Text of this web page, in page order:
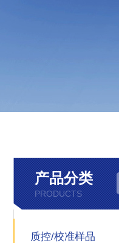
产品分类
PRODUCTS
质控/校准样品